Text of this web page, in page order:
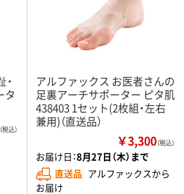
タ
（税込）
アルファックス お医者さんの
足裏アーチサポーター ピタ肌
438403 1セット(2枚組・左右
兼用)（直送品）
￥3,300（税込）
お届け日：8月27日（木）まで
直送品 アルファックスから
お届け